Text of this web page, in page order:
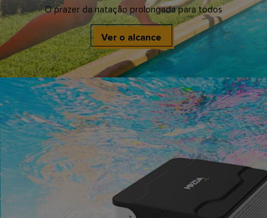
O prazer da natação prolongada para todos
Ver o alcance